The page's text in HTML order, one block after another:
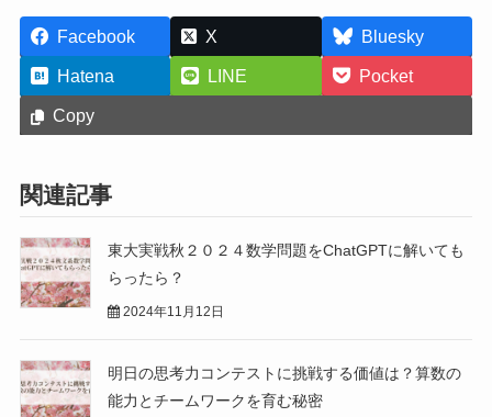
Facebook X
Bluesky
Hatena
LINE
Pocket
Copy
関連記事
東大実戦秋２０２４数学問題をChatGPTに解いても
らったら？
2024年11月12日
明日の思考力コンテストに挑戦する価値は？算数の
能力とチームワークを育む秘密